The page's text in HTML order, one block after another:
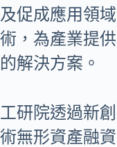
及促成應用領
術，為產業提
的解決方案。
工研院透過新
術無形資產融